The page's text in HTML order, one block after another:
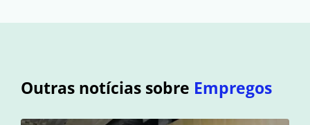
Outras notícias sobre Empregos